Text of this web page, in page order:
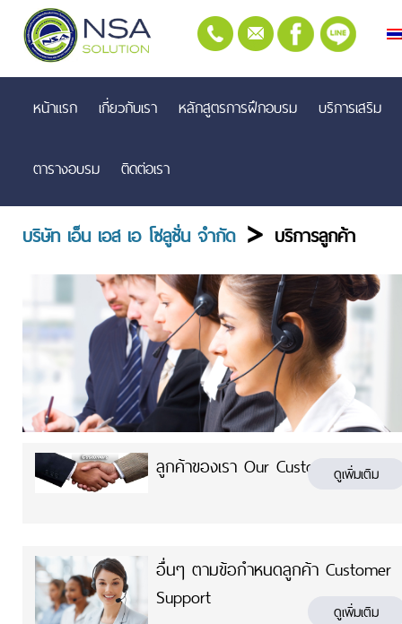
หน้าแรก เกี่ยวกับเรา หลักสูตรการฝึกอบรม บริการเสริม
ตารางอบรม ติดต่อเรา
บริษัท เอ็น เอส เอ โซลูชั่น จำกัด> บริการลูกค้า
ลูกค้าของเรา Our Customersดูเพิ่มเติม
อื่นๆ ตามข้อกำหนดลูกค้า Customer
Support
ดูเพิ่มเติม